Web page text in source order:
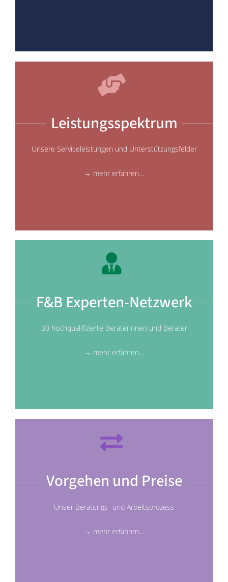
Leistungsspektrum
Unsere Serviceleistungen und Unterstützungsfelder
→ mehr erfahren…
F&B Experten-Netzwerk
30 hochqualifizierte Beraterinnen und Berater
→ mehr erfahren…
Vorgehen und Preise
Unser Beratungs- und Arbeitsprozess
→ mehr erfahren…